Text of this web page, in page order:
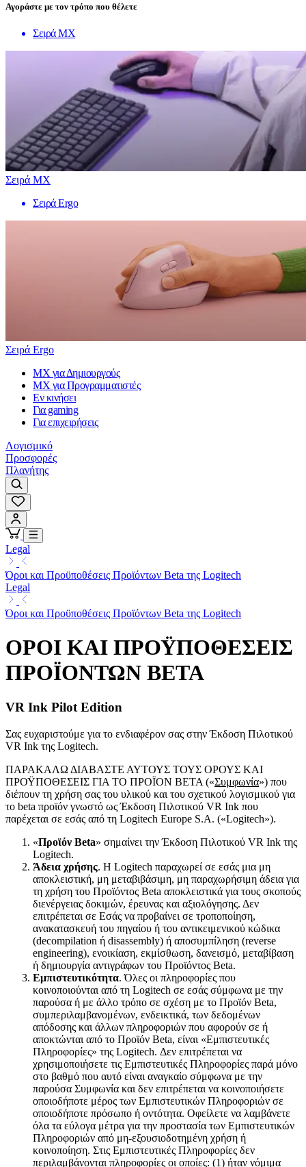
Αγοράστε με τον τρόπο που θέλετε
Σειρά MX
Σειρά MX
Σειρά Ergo
Σειρά Ergo
MX για Δημιουργούς
MX για Προγραμματιστές
Εν κινήσει
Για gaming
Για επιχειρήσεις
Λογισμικό
Προσφορές
Πλανήτης
Legal
Όροι και Προϋποθέσεις Προϊόντων Beta της Logitech
Legal
Όροι και Προϋποθέσεις Προϊόντων Beta της Logitech
ΟΡΟΙ ΚΑΙ ΠΡΟΫΠΟΘΕΣΕΙΣ
ΠΡΟΪΟΝΤΩΝ BETA
VR Ink Pilot Edition
Σας ευχαριστούμε για το ενδιαφέρον σας στην Έκδοση Πιλοτικού
VR Ink της Logitech.
ΠΑΡΑΚΑΛΩ ΔΙΑΒΑΣΤΕ ΑΥΤΟΥΣ ΤΟΥΣ ΟΡΟΥΣ ΚΑΙ
ΠΡΟΫΠΟΘΕΣΕΙΣ ΓΙΑ ΤΟ ΠΡΟΪΟΝ BETA («Συμφωνία») που
διέπουν τη χρήση σας του υλικού και του σχετικού λογισμικού για
το beta προϊόν γνωστό ως Έκδοση Πιλοτικού VR Ink που
παρέχεται σε εσάς από τη Logitech Europe S.A. («Logitech»).
«Προϊόν Beta» σημαίνει την Έκδοση Πιλοτικού VR Ink της
Logitech.
Άδεια χρήσης. Η Logitech παραχωρεί σε εσάς μια μη
αποκλειστική, μη μεταβιβάσιμη, μη παραχωρήσιμη άδεια για
τη χρήση του Προϊόντος Beta αποκλειστικά για τους σκοπούς
διενέργειας δοκιμών, έρευνας και αξιολόγησης. Δεν
επιτρέπεται σε Εσάς να προβαίνει σε τροποποίηση,
ανακατασκευή του πηγαίου ή του αντικειμενικού κώδικα
(decompilation ή disassembly) ή αποσυμπίληση (reverse
engineering), ενοικίαση, εκμίσθωση, δανεισμό, μεταβίβαση
ή δημιουργία αντιγράφων του Προϊόντος Beta.
Εμπιστευτικότητα. Όλες οι πληροφορίες που
κοινοποιούνται από τη Logitech σε εσάς σύμφωνα με την
παρούσα ή με άλλο τρόπο σε σχέση με το Προϊόν Beta,
συμπεριλαμβανομένων, ενδεικτικά, των δεδομένων
απόδοσης και άλλων πληροφοριών που αφορούν σε ή
αποκτώνται από το Προϊόν Beta, είναι «Εμπιστευτικές
Πληροφορίες» της Logitech. Δεν επιτρέπεται να
χρησιμοποιήσετε τις Εμπιστευτικές Πληροφορίες παρά μόνο
στο βαθμό που αυτό είναι αναγκαίο σύμφωνα με την
παρούσα Συμφωνία και δεν επιτρέπεται να κοινοποιήσετε
οποιοδήποτε μέρος των Εμπιστευτικών Πληροφοριών σε
οποιοδήποτε πρόσωπο ή οντότητα. Οφείλετε να λαμβάνετε
όλα τα εύλογα μέτρα για την προστασία των Εμπιστευτικών
Πληροφοριών από μη-εξουσιοδοτημένη χρήση ή
κοινοποίηση. Στις Εμπιστευτικές Πληροφορίες δεν
περιλαμβάνονται πληροφορίες οι οποίες: (1) ήταν νόμιμα